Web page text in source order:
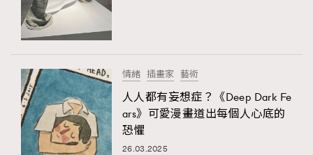
FigaroMasterclass 20
FigaroMusic 90
FigaroStyle 89
FigaroSubculture 14
FigaroTalk
#FigaroIssue 容祖兒封面專訪｜追逐歌手夢
情緒 插畫家 藝術
人人都有妄想症？《Deep Dark Fe
ars》可愛漫畫道出每個人心底的
恐懼
26.03.2025